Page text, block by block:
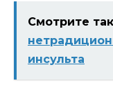
Смотрите
инсульта